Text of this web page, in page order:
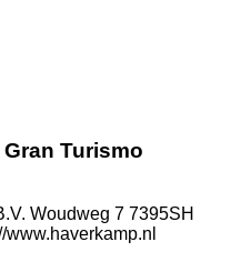
Turismo
Woudweg 7 7395SH